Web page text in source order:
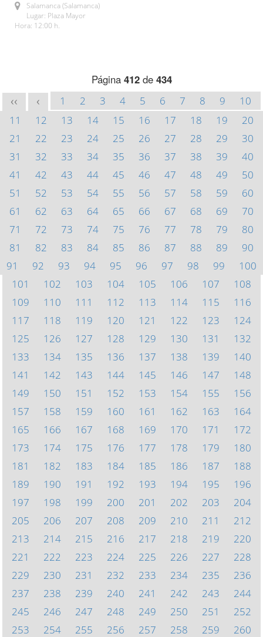
Salamanca (Salamanca)
Lugar: Plaza Mayor
Hora: 12:00 h.
Página 412de 434
<< < 1 2 3 4 5 6 7 8 9
10
11
12 13 14 15 16 17 18 19
20
21
22 23 24 25 26 27 28 29
30
31
32 33 34 35 36 37 38 39
40
41
42 43 44 45 46 47 48 49
50
51
52 53 54 55 56 57 58 59
60
61
62 63 64 65 66 67 68 69
70
71
72 73 74 75 76 77 78 79
80
81
82 83 84 85 86 87 88 89
90
91
92 93 94 95 96 97 98 99
100
101
102 103 104 105 106 107
108
109
110 111 112 113 114 115
116
117
118 119 120 121 122 123
124
125
126 127 128 129 130 131
132
133
134 135 136 137 138 139
140
141
142 143 144 145 146 147
148
149
150 151 152 153 154 155
156
157
158 159 160 161 162 163
164
165
166 167 168 169 170 171
172
173
174 175 176 177 178 179
180
181
182 183 184 185 186 187
188
189
190 191 192 193 194 195
196
197
198 199 200 201 202 203
204
205
206 207 208 209 210 211
212
213
214 215 216 217 218 219
220
221
222 223 224 225 226 227
228
229
230 231 232 233 234 235
236
237
238 239 240 241 242 243
244
245
246 247 248 249 250 251
252
253
254 255 256 257 258 259
260